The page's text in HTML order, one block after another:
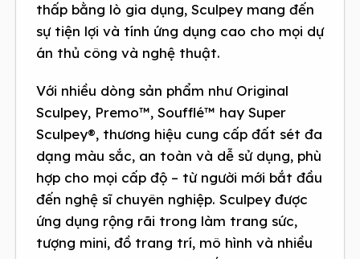
thấp bằng lò gia dụng, Sculpey mang đến
sự tiện lợi và tính ứng dụng cao cho mọi dự
án thủ công và nghệ thuật.
Với nhiều dòng sản phẩm như Original
Sculpey, Premo™, Soufflé™ hay Super
Sculpey®, thương hiệu cung cấp đất sét đa
dạng màu sắc, an toàn và dễ sử dụng, phù
hợp cho mọi cấp độ – từ người mới bắt đầu
đến nghệ sĩ chuyên nghiệp. Sculpey được
ứng dụng rộng rãi trong làm trang sức,
tượng mini, đồ trang trí, mô hình và nhiều